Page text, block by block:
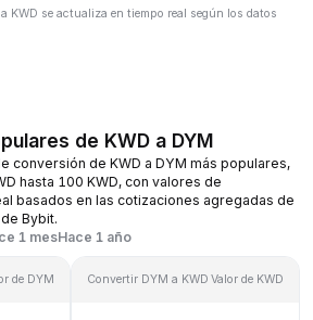
KWD se actualiza en tiempo real según los datos
de KWD a DYM
conversión de KWD a DYM más populares,
hasta 100 KWD, con valores de
basados en las cotizaciones agregadas de
Bybit.
1 mesHace 1 año
de DYM Convertir DYM a KWD Valor de KWD